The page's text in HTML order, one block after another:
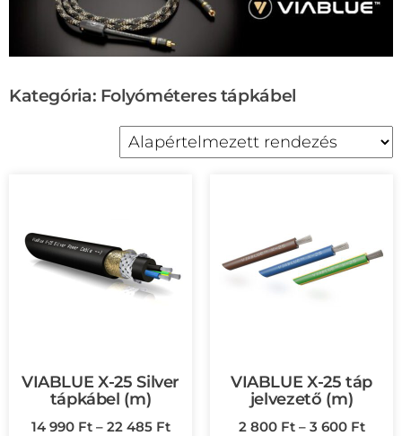
Kategória: Folyóméteres tápkábel
VIABLUE X-25 Silver
tápkábel (m)
14 990 Ft – 22 485 Ft
VIABLUE X-25 táp
jelvezető (m)
2 800 Ft – 3 600 Ft